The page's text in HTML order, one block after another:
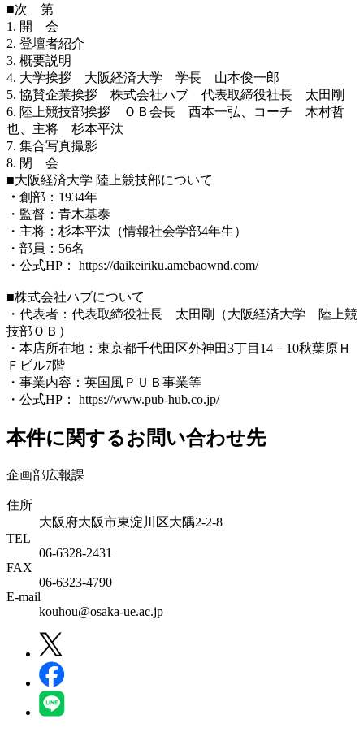
■次 第
1. 開 会
2. 登壇者紹介
3. 概要説明
4. 大学挨拶 大阪経済大学 学長 山本俊一郎
5. 協賛企業挨拶 株式会社ハブ 代表取締役社長 太田剛
6. 陸上競技部挨拶 ＯＢ会長 西本一弘、コーチ 木村哲
也、主将 杉本平汰
7. 集合写真撮影
8. 閉 会
■大阪経済大学 陸上競技部について
・ 創部：1934年
・監督：青木基泰
・主将：杉本平汰（情報社会学部4年生）
・部員：56名
・公式HP： https://daikeiriku.amebaownd.com/
■株式会社ハブについて
・代表者：代表取締役社長 太田剛（大阪経済大学 陸上競
技部ＯＢ）
・本店所在地：東京都千代田区外神田3丁目14－10秋葉原Ｈ
Ｆビル7階
・事業内容：英国風ＰＵＢ事業等
・公式HP： https://www.pub-hub.co.jp/
本件に関するお問い合わせ先
企画部広報課
住所
大阪府大阪市東淀川区大隅2-2-8
TEL
06-6328-2431
FAX
06-6323-4790
E-mail
kouhou@osaka-ue.ac.jp